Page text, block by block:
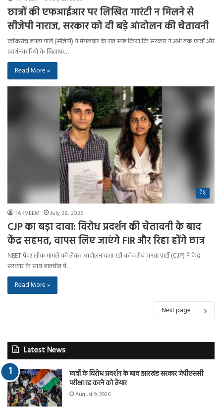
छात्रों की एफआईआर पर लिखित गारंटी न मिलने से
सीजेपी नाराज, सरकार को दी बड़े आंदोलन की चेतावनी
कॉकरोच जनता पार्टी (सीजेपी) ने मंगलवार देर रात स्पष्ट किया कि सरकार ने अभी तक छात्रों और
प्रदर्शनकारियों के खिलाफ…
Read More »
देश
TAKVEEM July 28, 2026
CJP का बड़ा दावा: विरोध प्रदर्शन की चेतावनी के बाद
केंद्र सहमत, वापस लिए जाएंगे FIR और रिहा होंगे छात्र
NEET पेपर लीक मामले को लेकर आंदोलन चला रही कॉकरोच जनता पार्टी (CJP) ने केंद्र
सरकार के साथ बातचीत में…
Read More »
Next page
Latest News
छात्रों के विरोध प्रदर्शन के बाद झारखंड सरकार जेपीएससी
परीक्षा रद्द करने को तैयार
August 9, 2026